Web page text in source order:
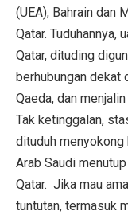
(UEA), Bahrain dan
Qatar. Tuduhannya,
Qatar, dituding
berhubungan
Qaeda, dan
Tak ketinggalan,
dituduh menyokong
Arab Saudi
Qatar. Jika mau
tuntutan, termasuk